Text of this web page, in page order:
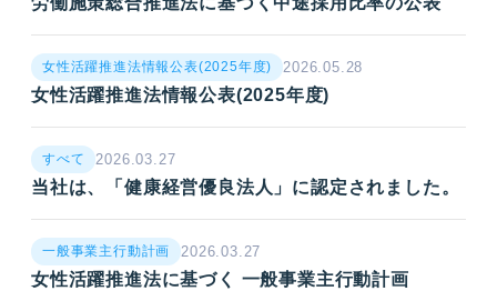
女性活躍推進法情報公表(2025年度)
女性活躍推進法情報公表(2025年度) 2026.05.28
当社は、「健康経営優良法人」に認定されました。
すべて 2026.03.27
女性活躍推進法に基づく 一般事業主行動計画
一般事業主行動計画 2026.03.27